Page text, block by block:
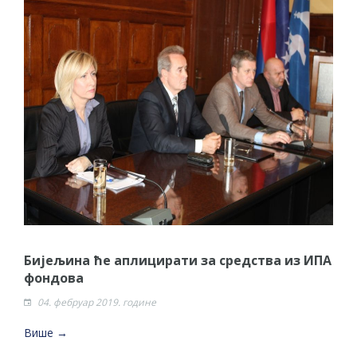
Бијељина ће аплицирати за средства из ИПА
фондова
04. фебруар 2019. године
Више →